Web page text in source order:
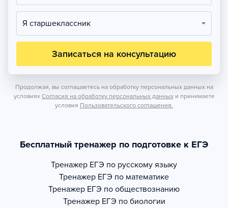
Я старшеклассник
Записаться на консультацию
Продолжая, вы соглашаетесь на обработку персональных данных на
условиях Согласия на обработку персональных данных и принимаете
условия Пользовательского соглашения.
Бесплатный тренажер по подготовке к ЕГЭ
Тренажер ЕГЭ по русскому языку
Тренажер ЕГЭ по математике
Тренажер ЕГЭ по обществознанию
Тренажер ЕГЭ по биологии